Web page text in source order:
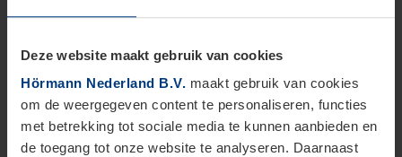
Deze website maakt gebruik van cookies
Hörmann Nederland B.V. maakt gebruik van cookies
om de weergegeven content te personaliseren, functies
met betrekking tot sociale media te kunnen aanbieden en
de toegang tot onze website te analyseren. Daarnaast